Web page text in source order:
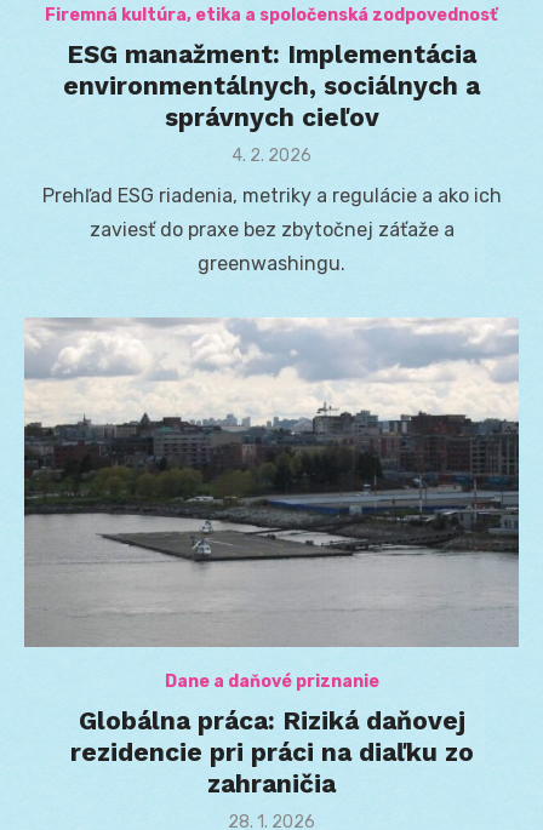
Firemná kultúra, etika a spoločenská zodpovednosť
ESG manažment: Implementácia
environmentálnych, sociálnych a
správnych cieľov
Posted
4. 2. 2026
Prehľad ESG riadenia, metriky a regulácie a ako ich
zaviesť do praxe bez zbytočnej záťaže a
greenwashingu.
Dane a daňové priznanie
Globálna práca: Riziká daňovej
rezidencie pri práci na diaľku zo
zahraničia
Posted
28. 1. 2026